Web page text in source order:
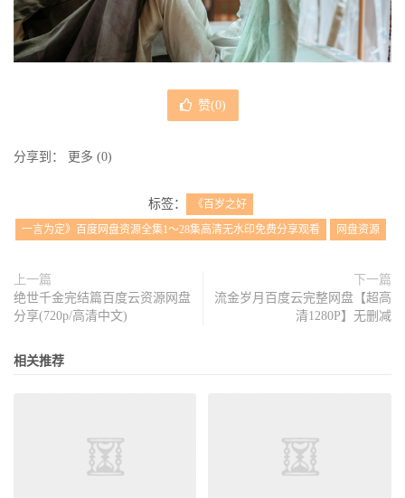
赞(0)
分享到： 更多 (0)
标签：
《百岁之好
一言为定》百度网盘资源全集1～28集高清无水印免费分享观看
网盘资源
上一篇
绝世千金完结篇百度云资源网盘
分享(720p/高清中文)
下一篇
流金岁月百度云完整网盘【超高
清1280P】无删减
相关推荐